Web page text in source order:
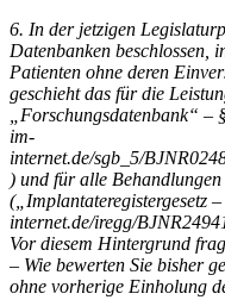
6. In der jetzigen
Datenbanken beschlossen,
Patienten ohne deren
geschieht das für die
„Forschungsdatenbank“ –
im-
internet.de/sgb_5/
) und für alle
(„Implantateregistergesetz
internet.de/iregg/
Vor diesem Hintergrund
– Wie bewerten Sie bisher
ohne vorherige Einholung